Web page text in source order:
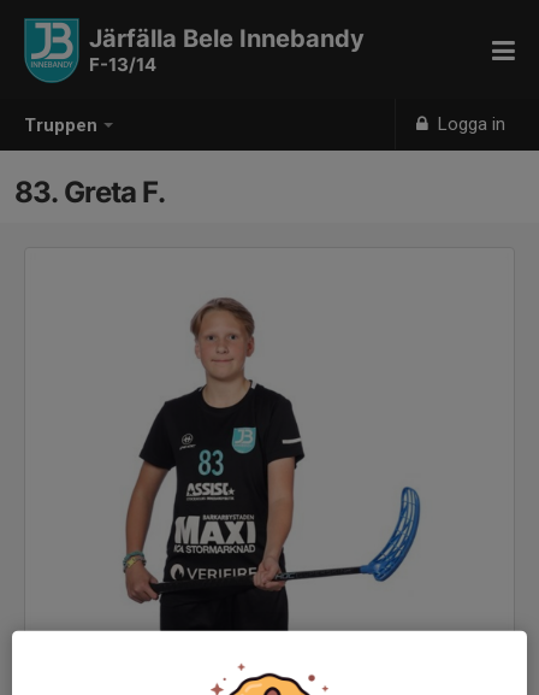
Truppen Logga in
Järfälla Bele Innebandy
F-13/14
83. Greta F.